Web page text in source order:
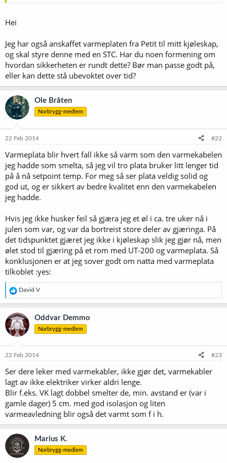
Hei
Jeg har også anskaffet varmeplaten fra Petit til mitt kjøleskap,
og skal styre denne med en STC. Har du noen formening om
hvordan sikkerheten er rundt dette? Bør man passe godt på,
eller kan dette stå ubevoktet over tid?
Ole Bråten
Norbrygg-medlem
22 Feb 2014 #22
Varmeplata blir hvert fall ikke så varm som den varmekabelen
jeg hadde som smelta, så jeg vil tro plata bruker litt lenger tid
på å nå setpoint temp. For meg så ser plata veldig solid og
god ut, og er sikkert av bedre kvalitet enn den varmekabelen
jeg hadde.
Hvis jeg ikke husker feil så gjæra jeg et øl i ca. tre uker nå i
julen som var, og var da bortreist store deler av gjæringa. På
det tidspunktet gjæret jeg ikke i kjøleskap slik jeg gjør nå, men
ølet stod til gjæring på et rom med UT-200 og varmeplata. Så
konklusjonen er at jeg sover godt om natta med varmeplata
tilkoblet :yes:
R
e
a
k
s
j
o
e
:
David V
Oddvar Demmo
Norbrygg-medlem
22 Feb 2014 #23
Ser dere leker med varmekabler, ikke gjør det, varmekabler
lagt av ikke elektriker virker aldri lenge.
Blir f.eks. VK lagt dobbel smelter de, min. avstand er (var i
gamle dager) 5 cm. med god isolasjon og liten
varmeavledning blir også det varmt som f i h.
Marius K.
Norbrygg-medlem